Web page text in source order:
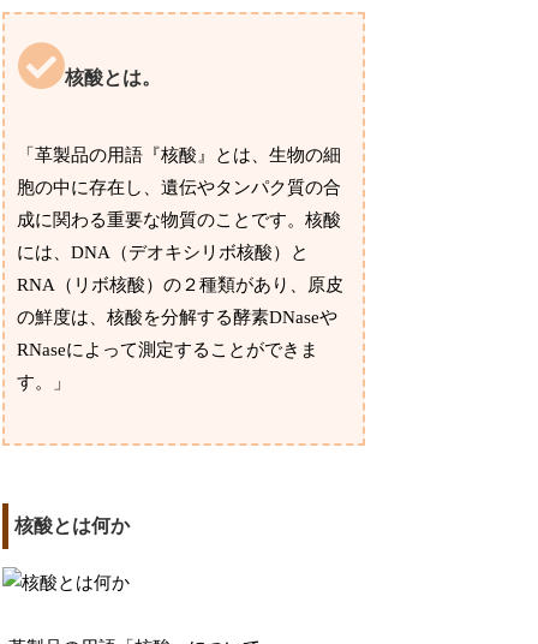
核酸とは。
「革製品の用語『核酸』とは、生物の細
胞の中に存在し、遺伝やタンパク質の合
成に関わる重要な物質のことです。核酸
には、DNA（デオキシリボ核酸）と
RNA（リボ核酸）の２種類があり、原皮
の鮮度は、核酸を分解する酵素DNaseや
RNaseによって測定することができま
す。」
核酸とは何か